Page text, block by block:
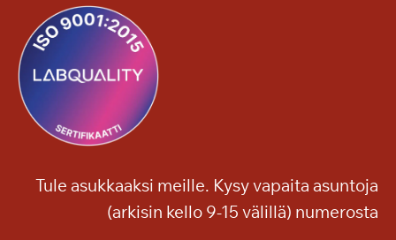
Tule asukkaaksi meille. Kysy vapaita asuntoja
(arkisin kello 9-15 välillä) numerosta